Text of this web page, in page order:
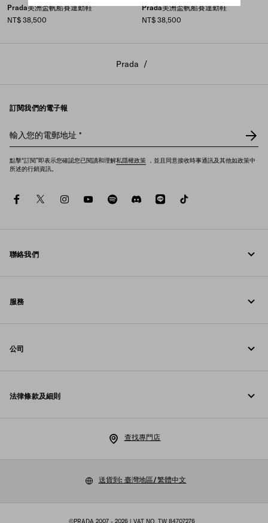
Prada美洲盃帆船賽運動鞋
NT$ 38,500
Prada美洲盃帆船賽運動鞋
NT$ 38,500
使用全新配置工具 AC Factory 為 Prada 美洲杯運動鞋打造出專屬
Prada /
訂閱我們的電子報
輸入您的電郵地址 *
點擊“訂閱”即表示您確認您已閱讀和理解私隱權政策 ，並且同意接收時事通訊及其他如政策中
所述的行銷資訊。
facebooktwitterinstagramyoutubespotifydiscord
line
聯絡我們
聯絡方法
服務
追蹤訂單
公司
Prada 集團
法律條款及細則
Cookies 設定
查找專門店
送貨到: 臺灣地區/繁體中文